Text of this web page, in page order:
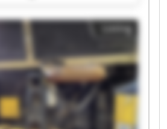
Schulz Spółka z o.o. Bogdan
Bogdan Schulz Spółka z o.o.
z o.o. Bogdan Schulz
Schulz Spółka z o.o. Bogdan
Bogdan Schulz Spółka z o.o.
z o.o. Bogdan Schulz
Schulz Spółka z o.o. Bogdan
Bogdan Schulz Spółka z o.o.
Listing